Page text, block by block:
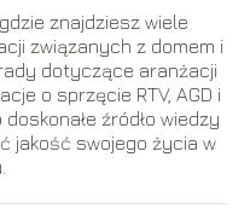
znajdziesz wiele
związanych z domem i
dotyczące aranżacji
o sprzęcie RTV, AGD i
źródło wiedzy
jakość swojego życia w